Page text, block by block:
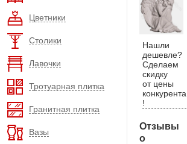
Цветники
Столики
Лавочки
Тротуарная плитка
Гранитная плитка
Вазы
Нашли
дешевле?
Сделаем
скидку
от цены
конкурента
!
Отзывы
о